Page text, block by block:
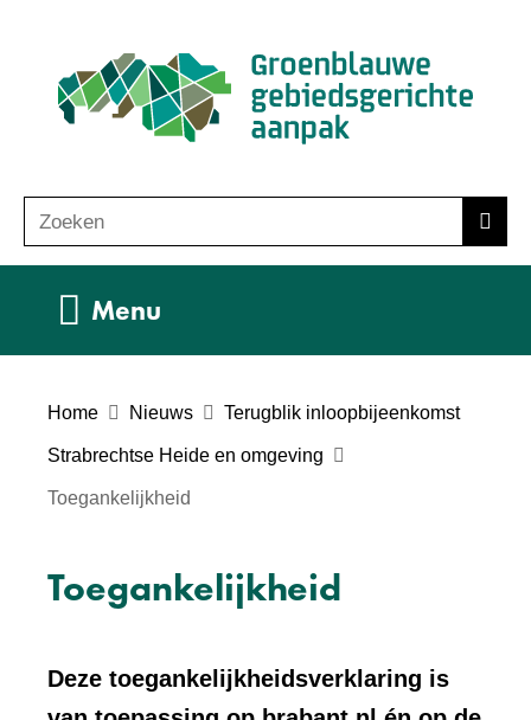
naar
de
inhoud
o
e
Zoeken
Menu
Home Nieuws Terugblik inloopbijeenkomst
Strabrechtse Heide en omgeving
Toegankelijkheid
Toegankelijkheid
Deze toegankelijkheidsverklaring is